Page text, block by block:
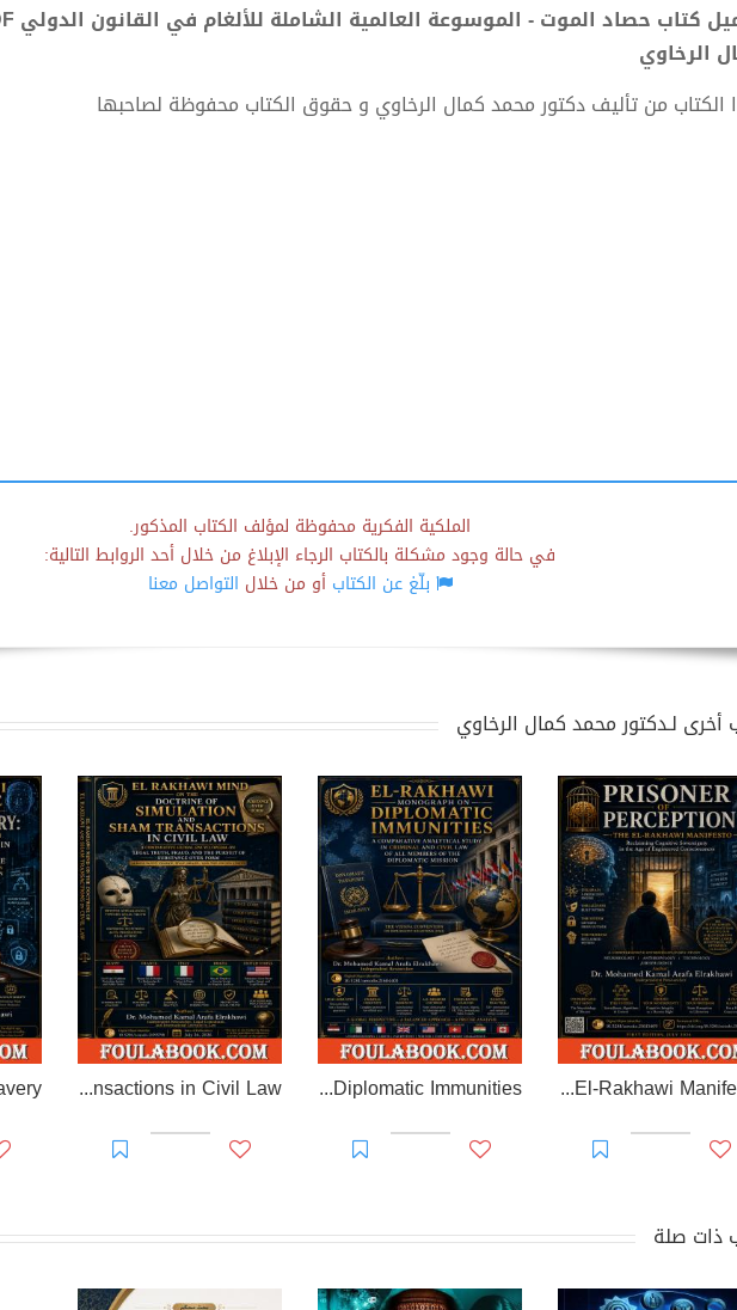
الرخاوي
الكتاب من تأليف دكتور محمد كمال الرخاوي و حقوق الكتاب محفوظة لصاحبها
الملكية الفكرية محفوظة لمؤلف الكتاب المذكور.
في حالة وجود مشكلة بالكتاب الرجاء الإبلاغ من خلال أحد الروابط التالية:
بلّغ عن الكتابأو من خلال التواصل معنا
أخرى لـدكتور محمد كمال الرخاوي
Prisoner of Perception: The El-Rakhawi Manifesto
EL-RAKHAWI MONOGRAPH on Diplomatic Immunities
EL RAKHAWI MIND on the Doctrine of Simulation and Sham Transactions in Civil Law
ذات صلة